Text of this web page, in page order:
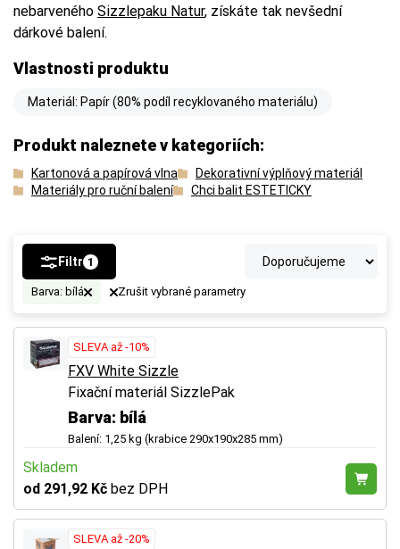
nebarveného Sizzlepaku Natur, získáte tak nevšední
dárkové balení.
Vlastnosti produktu
Materiál: Papír (80% podíl recyklovaného materiálu)
Produkt naleznete v kategoriích:
Kartonová a papírová vlna
Dekorativní výplňový materiál
Materiály pro ruční balení
Chci balit ESTETICKY
Filtr 1
Barva: bílá Zrušit vybrané parametry
SLEVA až -10%
FXV White Sizzle
Fixační materiál SizzlePak
Barva: bílá
Balení: 1,25 kg (krabice 290x190x285 mm)
Skladem
od 291,92 Kč bez DPH
SLEVA až -20%